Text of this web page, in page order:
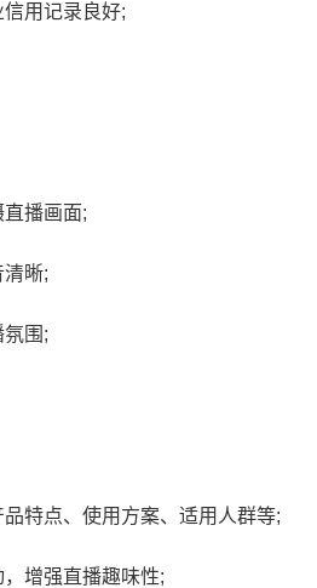
信用记录良好;
播画面;
晰;
氛围;
品特点、使用方案、适用人群等;
，增强直播趣味性;